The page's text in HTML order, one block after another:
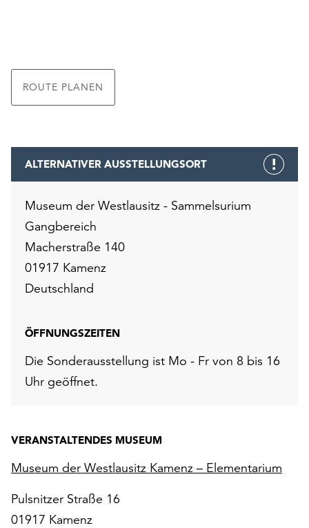
ROUTE PLANEN
ALTERNATIVER AUSSTELLUNGSORT
Museum der Westlausitz - Sammelsurium
Gangbereich
Macherstraße 140
01917 Kamenz
Deutschland
ÖFFNUNGSZEITEN
Die Sonderausstellung ist Mo - Fr von 8 bis 16
Uhr geöffnet.
VERANSTALTENDES MUSEUM
Museum der Westlausitz Kamenz – Elementarium
Pulsnitzer Straße 16
01917 Kamenz